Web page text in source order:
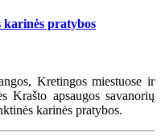
karinės pratybos
Kretingos miestuose ir
Krašto apsaugos savanorių
karinės pratybos.